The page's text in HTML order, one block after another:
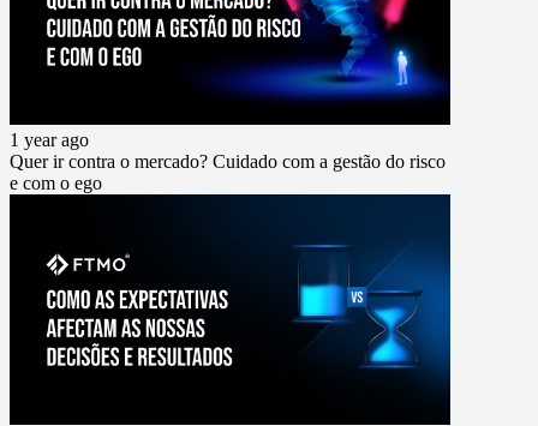
1 year ago
Quer ir contra o mercado? Cuidado com a gestão do risco
e com o ego